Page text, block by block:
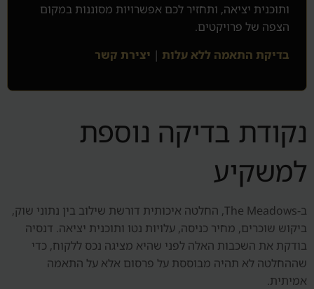
ותוכנית יציאה, ותחזיר לכם אפשרויות מסוננות במקום
הצפה של פרויקטים.
בדיקת התאמה ללא עלות | יצירת קשר
נקודת בדיקה נוספת
למשקיע
ב-The Meadows, החלטה איכותית דורשת שילוב בין נתוני שוק,
ביקוש שוכרים, מחיר כניסה, עלויות נטו ותוכנית יציאה. דנסיה
בודקת את השכבות האלה לפני שהיא מציגה נכס ללקוח, כדי
שההחלטה לא תהיה מבוססת על פרסום אלא על התאמה
אמיתית.